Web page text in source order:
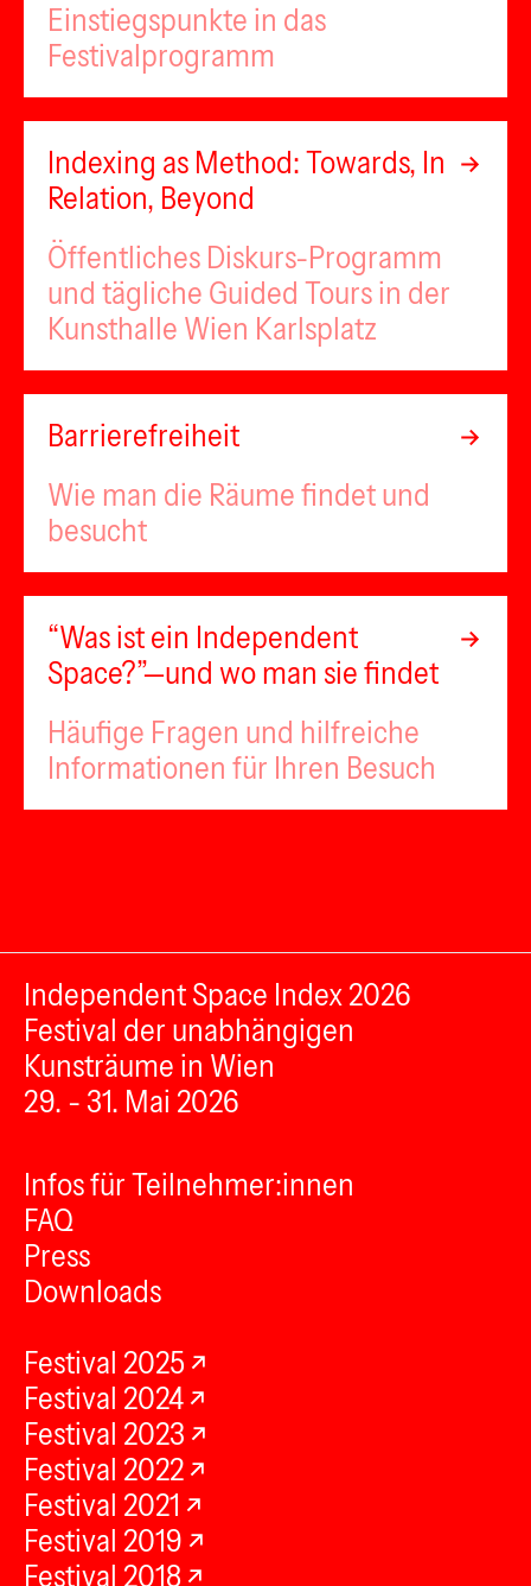
Einstiegspunkte in das
Festivalprogramm
Indexing as Method: Towards, In
Relation, Beyond
Öffentliches Diskurs-Programm
und tägliche Guided Tours in der
Kunsthalle Wien Karlsplatz
Barrierefreiheit
Wie man die Räume findet und
besucht
“Was ist ein Independent
Space?”—und wo man sie findet
Häufige Fragen und hilfreiche
Informationen für Ihren Besuch
Independent Space Index 2026
Festival der unabhängigen
Kunsträume in Wien
29. - 31. Mai 2026
Infos für Teilnehmer:innen
FAQ
Press
Downloads
Festival 2025
Festival 2024
Festival 2023
Festival 2022
Festival 2021
Festival 2019
Festival 2018